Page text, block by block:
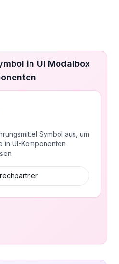
in UI Modalbox
Symbol aus, um
in UI-Komponenten